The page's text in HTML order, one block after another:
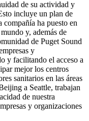
de su actividad y
incluye un plan de
compañía ha puesto en
y, además de
de Puget Sound
y
y facilitando el acceso a
mejor los centros
sanitarios en las áreas
a Seattle, trabajan
de nuestra
y organizaciones